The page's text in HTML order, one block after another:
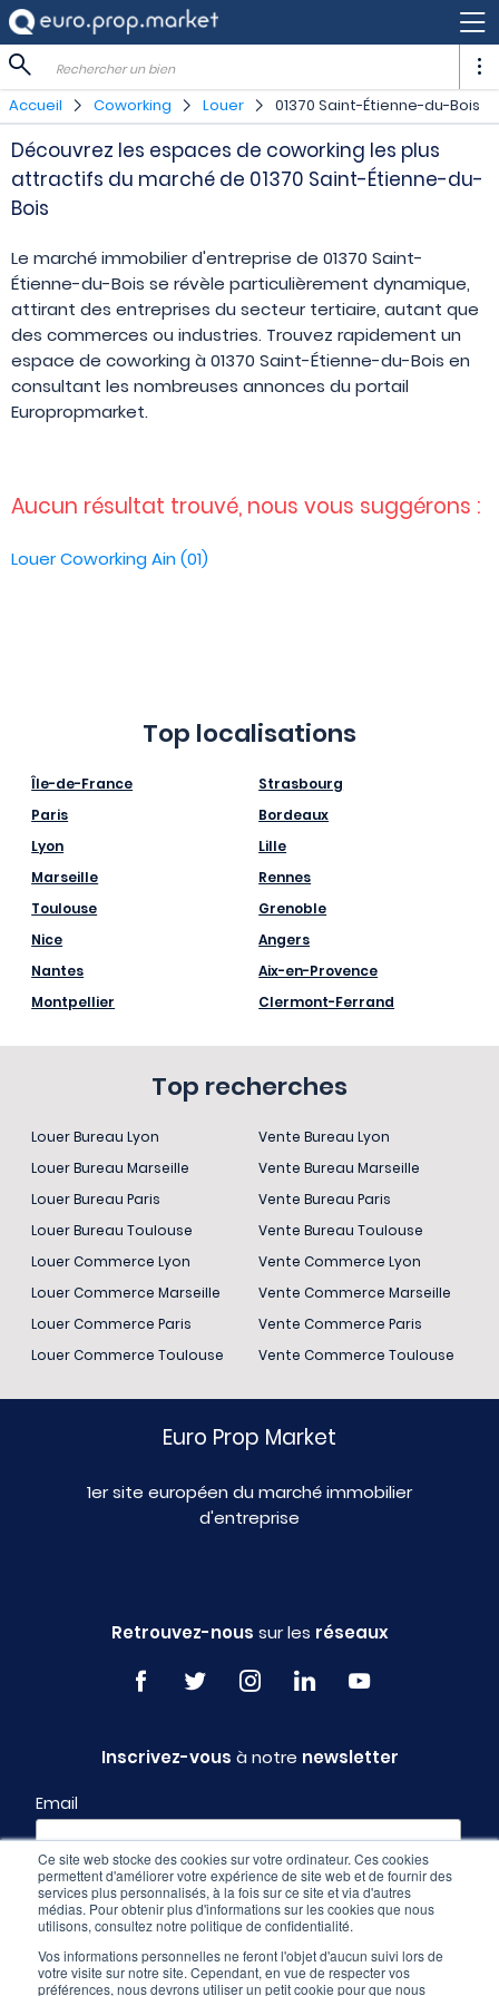
Ce site web stocke des cookies sur votre ordinateur. Ces cookies
permettent d'améliorer votre expérience de site web et de fournir des
services plus personnalisés, à la fois sur ce site et via d'autres
médias. Pour obtenir plus d'informations sur les cookies que nous
utilisons, consultez notre politique de confidentialité.
Vos informations personnelles ne feront l'objet d'aucun suivi lors de
votre visite sur notre site. Cependant, en vue de respecter vos
préférences, nous devrons utiliser un petit cookie pour que nous
Rechercher un bien
Accueil Coworking Louer 01370 Saint-Étienne-du-Bois
Découvrez les espaces de coworking les plus
attractifs du marché de 01370 Saint-Étienne-du-
Bois
Le marché immobilier d'entreprise de 01370 Saint-
Étienne-du-Bois se révèle particulièrement dynamique,
attirant des entreprises du secteur tertiaire, autant que
des commerces ou industries. Trouvez rapidement un
espace de coworking à 01370 Saint-Étienne-du-Bois en
consultant les nombreuses annonces du portail
Europropmarket.
Aucun résultat trouvé, nous vous suggérons :
Louer Coworking Ain (01)
Top localisations
Île-de-France
Paris
Lyon
Marseille
Toulouse
Nice
Nantes
Montpellier
Strasbourg
Bordeaux
Lille
Rennes
Grenoble
Angers
Aix-en-Provence
Clermont-Ferrand
Top recherches
Louer Bureau Lyon
Louer Bureau Marseille
Louer Bureau Paris
Louer Bureau Toulouse
Louer Commerce Lyon
Louer Commerce Marseille
Louer Commerce Paris
Louer Commerce Toulouse
Vente Bureau Lyon
Vente Bureau Marseille
Vente Bureau Paris
Vente Bureau Toulouse
Vente Commerce Lyon
Vente Commerce Marseille
Vente Commerce Paris
Vente Commerce Toulouse
Euro Prop Market
1er site européen du marché immobilier
d'entreprise
Retrouvez-nous sur les réseaux
Inscrivez-vous à notre newsletter
Email
Profil